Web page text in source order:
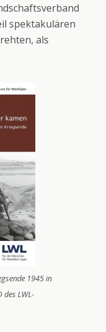
spektakulären
als
1945 in
des LWL-